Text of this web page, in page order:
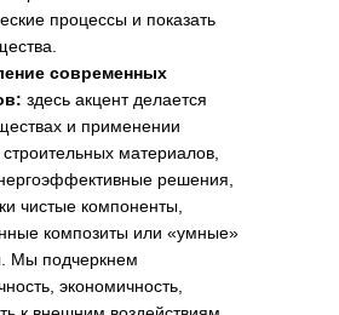
процессы и показать
современных
здесь акцент делается
и применении
материалов,
решения,
чистые компоненты,
композиты или «умные»
Мы подчеркнем
экономичность,